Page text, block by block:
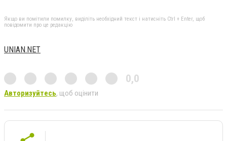
Якщо ви помітили помилку, виділіть необхідний текст і натисніть Ctrl + Enter, щоб
повідомити про це редакцію
UNIAN.NET
0,0
Авторизуйтесь, щоб оцінити